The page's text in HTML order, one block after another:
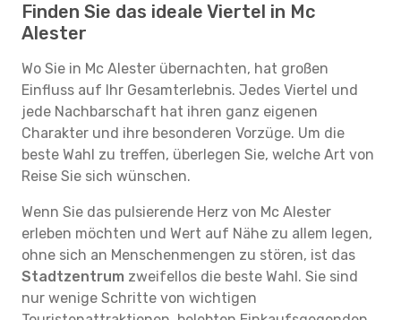
Finden Sie das ideale Viertel in Mc
Alester
Wo Sie in Mc Alester übernachten, hat großen
Einfluss auf Ihr Gesamterlebnis. Jedes Viertel und
jede Nachbarschaft hat ihren ganz eigenen
Charakter und ihre besonderen Vorzüge. Um die
beste Wahl zu treffen, überlegen Sie, welche Art von
Reise Sie sich wünschen.
Wenn Sie das pulsierende Herz von Mc Alester
erleben möchten und Wert auf Nähe zu allem legen,
ohne sich an Menschenmengen zu stören, ist das
Stadtzentrum zweifellos die beste Wahl. Sie sind
nur wenige Schritte von wichtigen